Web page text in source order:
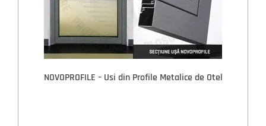
NOVOPROFILE – Usi din Profile Metalice de Otel